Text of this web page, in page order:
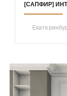
[САПФИР]